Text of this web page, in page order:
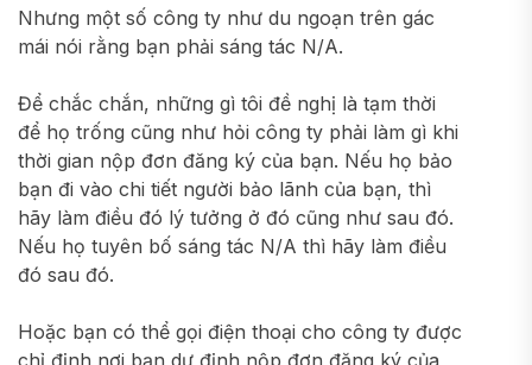
Nhưng một số công ty như du ngoạn trên gác
mái nói rằng bạn phải sáng tác N/A.
Để chắc chắn, những gì tôi đề nghị là tạm thời
để họ trống cũng như hỏi công ty phải làm gì khi
thời gian nộp đơn đăng ký của bạn. Nếu họ bảo
bạn đi vào chi tiết người bảo lãnh của bạn, thì
hãy làm điều đó lý tưởng ở đó cũng như sau đó.
Nếu họ tuyên bố sáng tác N/A thì hãy làm điều
đó sau đó.
Hoặc bạn có thể gọi điện thoại cho công ty được
chỉ định nơi bạn dự định nộp đơn đăng ký của